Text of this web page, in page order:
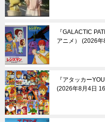
『GALACTIC
アニメ）
2026年
『アタッカー
2026年8月4日